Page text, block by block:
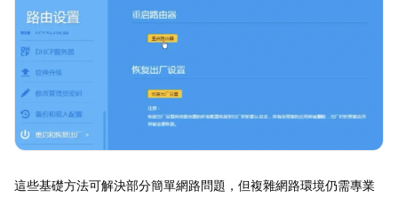
這些基礎方法可解決部分簡單網路問題，但複雜網路環境仍需專業